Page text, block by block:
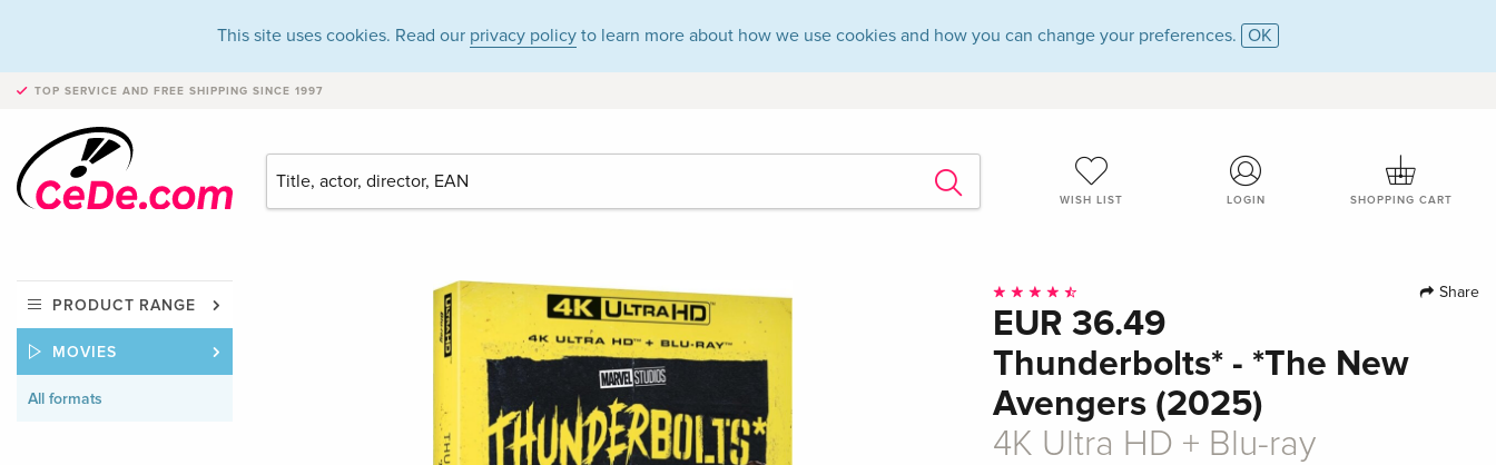
This site uses cookies. Read our privacy policy to learn more about how we use cookies and how you can change your preferences. OK
TOP SERVICE AND FREE SHIPPING SINCE 1997
WISH LIST LOGIN SHOPPING CART
PRODUCT RANGE
MOVIES
All formats
Share
EUR 36.49
Thunderbolts* - *The New
Avengers (2025)
4K Ultra HD + Blu-ray